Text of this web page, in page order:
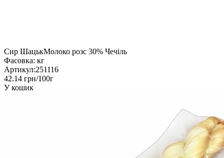
Сир ШацькМолоко розс 30% Чечіль
Фасовка: кг
Артикул:251116
42.14 грн/100г
У кошик